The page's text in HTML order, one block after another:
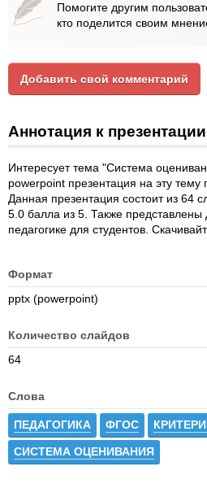
Помогите другим
кто поделится своим
Добавить свой комментарий
Аннотация к презентации
Интересует тема "Система
powerpoint презентация на эту тему
Данная презентация состоит из 64
5.0 балла из 5. Также представлены
педагогике для студентов.
Формат
pptx (powerpoint)
Количество слайдов
64
Слова
ПЕДАГОГИКА ФГОС
СИСТЕМА ОЦЕНИВАНИЯ